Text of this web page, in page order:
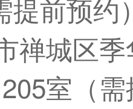
提前预约
禅城区
室（